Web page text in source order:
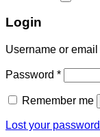
Login
Username or
Password *
Remember me
Lost your